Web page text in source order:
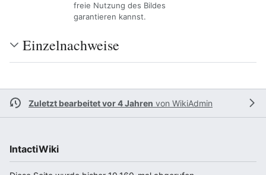
freie Nutzung des Bildes
garantieren kannst.
Einzelnachweise
Zuletzt bearbeitet vor 4 Jahren von WikiAdmin
IntactiWiki